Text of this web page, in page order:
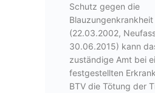
Schutz gegen die
Blauzungenkrankheit
(22.03.2002,
30.06.2015) kann
zuständige Amt bei
festgestellten
BTV die Tötung der